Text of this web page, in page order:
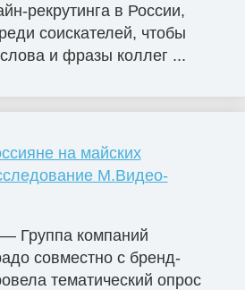
рекрутинга в России,
соискателей, чтобы
и фразы коллег ...
на майских
М.Видео-
Группа компаний
совместно с бренд-
тематический опрос